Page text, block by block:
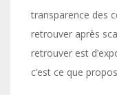
transparence des
retrouver après
retrouver est
c’est ce que